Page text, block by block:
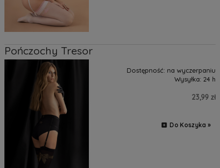
Pończochy Tresor
Dostępność: na wyczerpaniu
Wysyłka: 24 h
23,99 zł
Do Koszyka »